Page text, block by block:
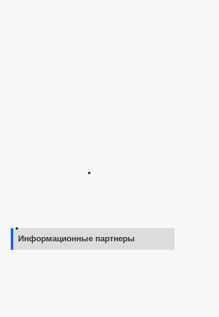
Информационные партнеры